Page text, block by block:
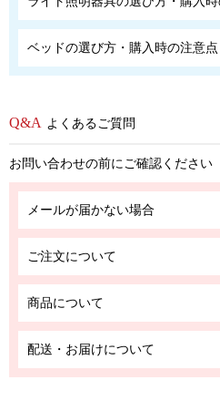
ベッドの選び方・購入時の注意点
よくあるご質問
お問い合わせの前にご確認ください
メールが届かない場合
ご注文について
商品について
配送・お届けについて